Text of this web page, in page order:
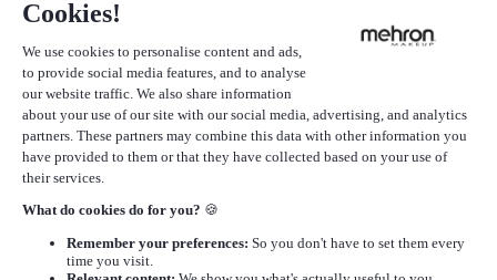
water en zeep.
(FR)
Le maquillage CreamBlend Stick de Mehron (21 gr) est un
maquillage crème hautement pigmenté. La formule
végétalienne à couverture complète est concue pour résister
à des conditions de performance extrèmes, y compris les
lumières brûlantes de la scène de Broadway. Le maquillage
CreamBlend Stick est formulé sans la base de pétrole que l'on
trouve souvent dans le maquillage traditionnel pour le visage,
ce qui le rend facile à mélanger et à éclaircir la peau. Ce